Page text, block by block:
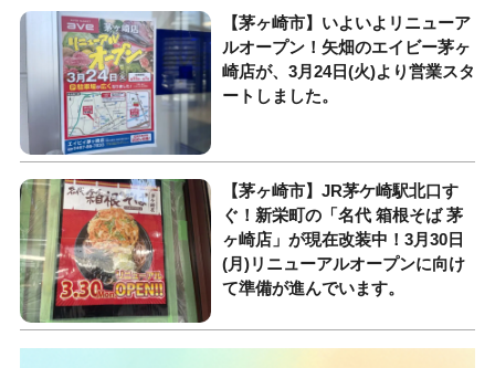
【茅ヶ崎市】いよいよリニューア
ルオープン！矢畑のエイビー茅ヶ
崎店が、3月24日(火)より営業スタ
ートしました。
【茅ヶ崎市】JR茅ケ崎駅北口す
ぐ！新栄町の「名代 箱根そば 茅
ヶ崎店」が現在改装中！3月30日
(月)リニューアルオープンに向け
て準備が進んでいます。